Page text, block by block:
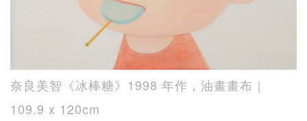
奈良美智《冰棒糖》1998 年作，油畫畫布｜
109.9 x 120cm